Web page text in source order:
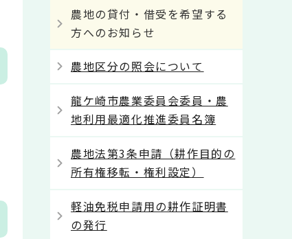
農地の貸付・借受を希望する
方へのお知らせ
農地区分の照会について
龍ケ崎市農業委員会委員・農
地利用最適化推進委員名簿
農地法第3条申請（耕作目的の
所有権移転・権利設定）
軽油免税申請用の耕作証明書
の発行